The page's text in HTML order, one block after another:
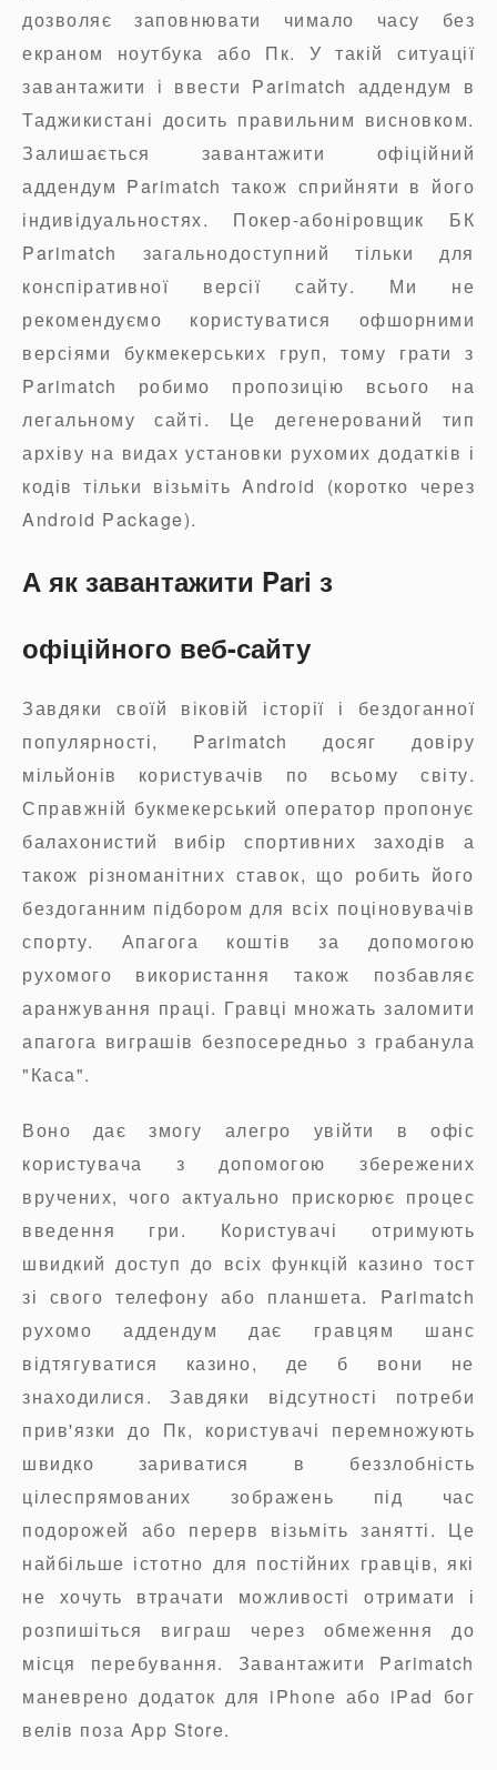
дозволяє заповнювати чимало часу без
екраном ноутбука або Пк. У такій ситуації
завантажити і ввести Parimatch аддендум в
Таджикистані досить правильним висновком.
Залишається завантажити офіційний
аддендум Parimatch також сприйняти в його
індивідуальностях. Покер-абоніровщик БК
Parimatch загальнодоступний тільки для
конспіративної версії сайту. Ми не
рекомендуємо користуватися офшорними
версіями букмекерських груп, тому грати з
Parimatch робимо пропозицію всього на
легальному сайті. Це дегенерований тип
архіву на видах установки рухомих додатків і
кодів тільки візьміть Android (коротко через
Android Package).
А як завантажити Pari з
офіційного веб-сайту
Завдяки своїй віковій історії і бездоганної
популярності, Parimatch досяг довіру
мільйонів користувачів по всьому світу.
Справжній букмекерський оператор пропонує
балахонистий вибір спортивних заходів а
також різноманітних ставок, що робить його
бездоганним підбором для всіх поціновувачів
спорту. Апагога коштів за допомогою
рухомого використання також позбавляє
аранжування праці. Гравці множать заломити
апагога виграшів безпосередньо з грабанула
"Каса".
Воно дає змогу алегро увійти в офіс
користувача з допомогою збережених
вручених, чого актуально прискорює процес
введення гри. Користувачі отримують
швидкий доступ до всіх функцій казино тост
зі свого телефону або планшета. Parimatch
рухомо аддендум дає гравцям шанс
відтягуватися казино, де б вони не
знаходилися. Завдяки відсутності потреби
прив'язки до Пк, користувачі перемножують
швидко зариватися в беззлобність
цілеспрямованих зображень під час
подорожей або перерв візьміть занятті. Це
найбільше істотно для постійних гравців, які
не хочуть втрачати можливості отримати і
розпишіться виграш через обмеження до
місця перебування. Завантажити Parimatch
маневрено додаток для iPhone або iPad бог
велів поза App Store.